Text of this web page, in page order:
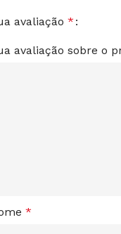
avaliação *
avaliação sobre o
*